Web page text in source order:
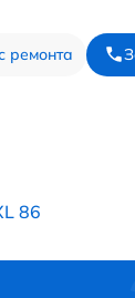
ремонта
86